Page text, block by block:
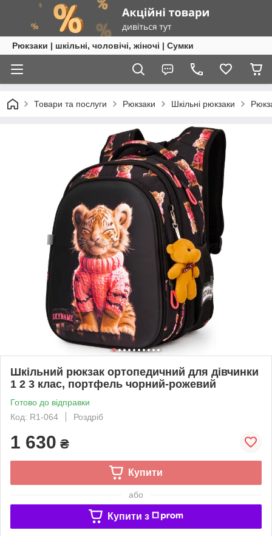
Рюкзаки | шкільні, чоловічі, жіночі | Сумки
Товари та послуги Рюкзаки Шкільні рюкзаки
Шкільний рюкзак ортопедичний для дівчинки
1 2 3 клас, портфель чорний-рожевий
Готово до відправки
Код: R1-064
Роздріб
1 630 ₴
Купити
або
Купити з